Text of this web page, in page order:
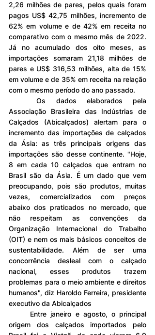
2,26 milhões de pares, pelos quais foram
pagos US$ 42,75 milhões, incremento de
62% em volume e de 42% em receita no
comparativo com o mesmo mês de 2022.
Já no acumulado dos oito meses, as
importações somaram 21,18 milhões de
pares e US$ 316,53 milhões, alta de 15%
em volume e de 35% em receita na relação
com o mesmo período do ano passado.
	Os dados elaborados pela
Associação Brasileira das Indústrias de
Calçados (Abicalçados) alertam para o
incremento das importações de calçados
da Ásia: as três principais origens das
importações são desse continente. "Hoje,
8 em cada 10 calçados que entram no
Brasil são da Ásia. É um dado que vem
preocupando, pois são produtos, muitas
vezes, comercializados com preços
abaixo dos praticados no mercado, que
não respeitam as convenções da
Organização Internacional do Trabalho
(OIT) e nem os mais básicos conceitos de
sustentabilidade. Além de ser uma
concorrência desleal com o calçado
nacional, esses produtos trazem
problemas para o meio ambiente e direitos
humanos", diz Haroldo Ferreira, presidente
executivo da Abicalçados
origem dos calçados importados pelo